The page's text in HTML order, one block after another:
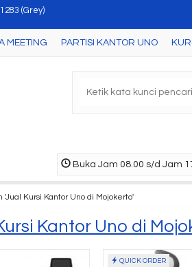
A ( Cherry )
( Cherry )
B ( Beech/Black )
MEETING PARTISI KANTOR UNO
Buka Jam 08.00 s/d Jam
'Jual Kursi Kantor Uno di Mojokerto'
Kantor Uno di
QUICK ORDER